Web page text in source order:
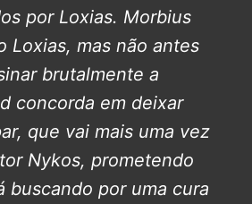
por Loxias. Morbius
Loxias, mas não antes
brutalmente a
concorda em deixar
que vai mais uma vez
Nykos, prometendo
buscando por uma cura